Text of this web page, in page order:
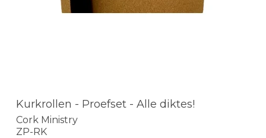
Kurkrollen - Proefset - Alle diktes!
Cork Ministry
ZP-RK